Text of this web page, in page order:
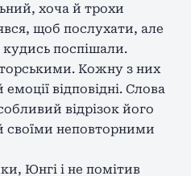
хоча й трохи
щоб послухати, але
кудись поспішали.
Кожну з них
відповідні. Слова
відрізок його
своїми неповторними
Юнгі і не помітив